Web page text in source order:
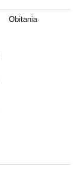
Obitania